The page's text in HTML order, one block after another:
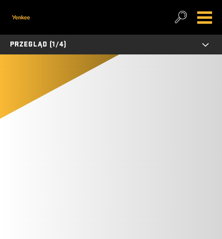
PRZEGLĄD (1/4)